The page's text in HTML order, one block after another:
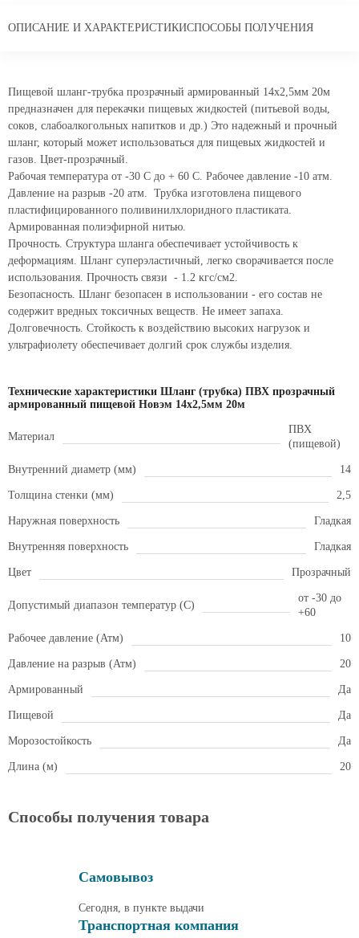
ОПИСАНИЕ И ХАРАКТЕРИСТИКИСПОСОБЫ ПОЛУЧЕНИЯ
Пищевой шланг-трубка прозрачный армированный 14х2,5мм 20м
предназначен для перекачки пищевых жидкостей (питьевой воды,
соков, слабоалкогольных напитков и др.) Это надежный и прочный
шланг, который может использоваться для пищевых жидкостей и
газов. Цвет-прозрачный.
Рабочая температура от -30 С до + 60 С. Рабочее давление -10 атм.
Давление на разрыв -20 атм. Трубка изготовлена пищевого
пластифицированного поливинилхлоридного пластиката.
Армированная полиэфирной нитью.
Прочность. Структура шланга обеспечивает устойчивость к
деформациям. Шланг суперэластичный, легко сворачивается после
использования. Прочность связи - 1.2 кгс/см2.
Безопасность. Шланг безопасен в использовании - его состав не
содержит вредных токсичных веществ. Не имеет запаха.
Долговечность. Стойкость к воздействию высоких нагрузок и
ультрафиолету обеспечивает долгий срок службы изделия.
Технические характеристики Шланг (трубка) ПВХ прозрачный
армированный пищевой Новэм 14х2,5мм 20м
Материал
ПВХ
(пищевой)
Внутренний диаметр (мм) 14
Толщина стенки (мм) 2,5
Наружная поверхность Гладкая
Внутренняя поверхность Гладкая
Цвет Прозрачный
Допустимый диапазон температур (С)
от -30 до
+60
Рабочее давление (Атм) 10
Давление на разрыв (Атм) 20
Армированный Да
Пищевой Да
Морозостойкость Да
Длина (м) 20
Способы получения товара
Самовывоз
Сегодня, в пункте выдачи
Транспортная компания